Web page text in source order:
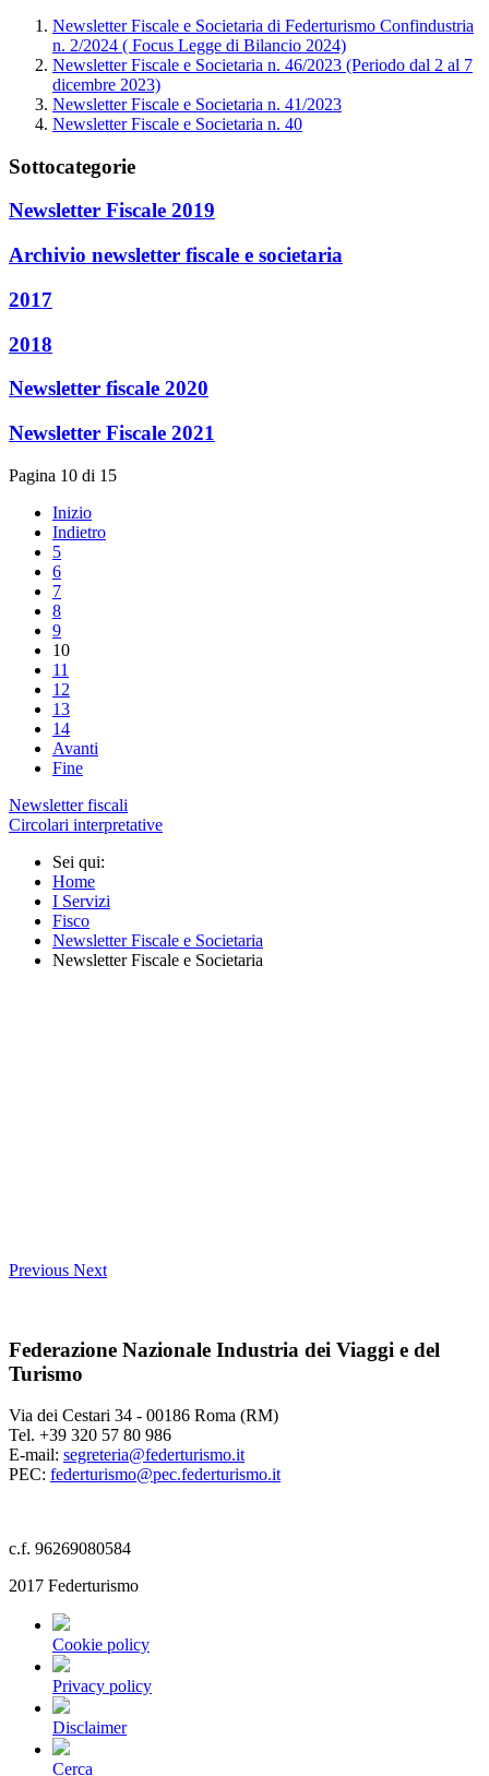
Newsletter Fiscale e Societaria di Federturismo Confindustria
n. 2/2024 ( Focus Legge di Bilancio 2024)
Newsletter Fiscale e Societaria n. 46/2023 (Periodo dal 2 al 7
dicembre 2023)
Newsletter Fiscale e Societaria n. 41/2023
Newsletter Fiscale e Societaria n. 40
Sottocategorie
Newsletter Fiscale 2019
Archivio newsletter fiscale e societaria
2017
2018
Newsletter fiscale 2020
Newsletter Fiscale 2021
Pagina 10 di 15
Inizio
Indietro
5
6
7
8
9
10
11
12
13
14
Avanti
Fine
Newsletter fiscali
Circolari interpretative
Sei qui:
Home
I Servizi
Fisco
Newsletter Fiscale e Societaria
Newsletter Fiscale e Societaria
Previous Next
Federazione Nazionale Industria dei Viaggi e del
Turismo
Via dei Cestari 34 - 00186 Roma (RM)
Tel. +39 320 57 80 986
E-mail: segreteria@federturismo.it
PEC: federturismo@pec.federturismo.it
c.f. 96269080584
2017 Federturismo
Cookie policy
Privacy policy
Disclaimer
Cerca